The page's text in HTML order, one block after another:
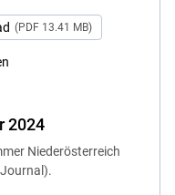
(PDF 13.41 MB)
2024
Niederösterreich